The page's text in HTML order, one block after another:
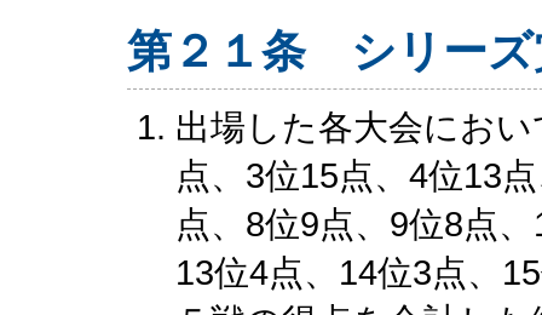
第２１条 シリーズ
出場した各大会にお
点、3位15点、4位13
点、8位9点、9位8点
13位4点、14位3点、